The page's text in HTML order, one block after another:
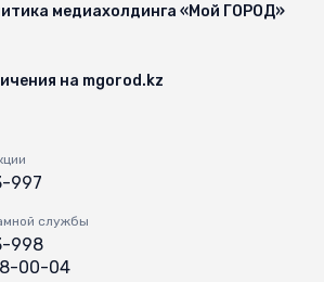
медиахолдинга «Мой ГОРОД»
на mgorod.kz
997
службы
998
00-04